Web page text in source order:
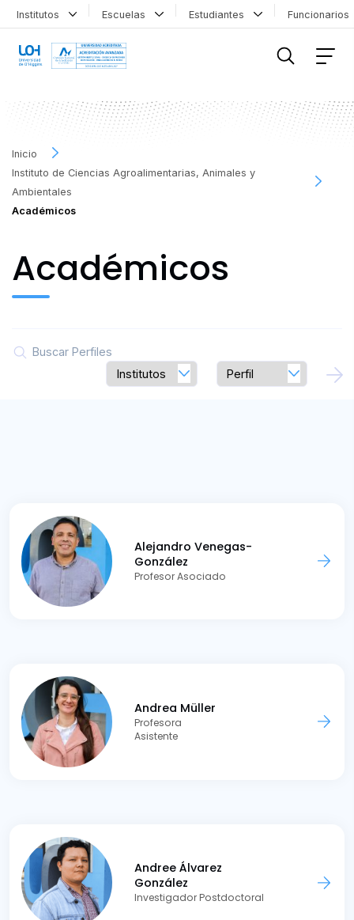
Institutos Escuelas Estudiantes
Inicio
Instituto de Ciencias Agroalimentarias, Animales y
Ambientales
Académicos
Académicos
Alejandro Venegas-
González
Profesor Asociado
Andrea Müller
Profesora
Asistente
Andree Álvarez
González
Investigador Postdoctoral